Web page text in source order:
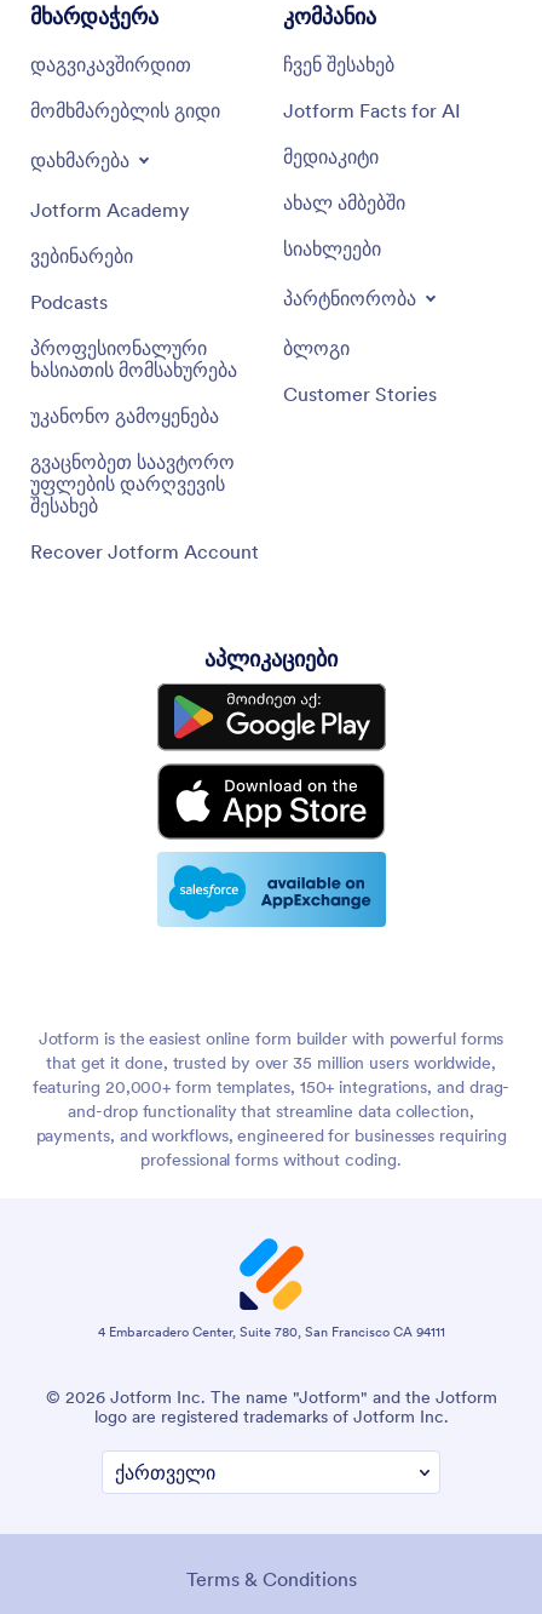
მხარდაჭერა
დაგვიკავშირდით
მომხმარებლის გიდი
დახმარება
Jotform Academy
ვებინარები
Podcasts
პროფესიონალური
ხასიათის მომსახურება
უკანონო გამოყენება
გვაცნობეთ საავტორო
უფლების დარღვევის
შესახებ
Recover Jotform Account
კომპანია
ჩვენ შესახებ
Jotform Facts for AI
მედიაკიტი
ახალ ამბებში
სიახლეები
პარტნიორობა
ბლოგი
Customer Stories
აპლიკაციები
Jotform is the easiest online form builder with powerful forms
that get it done, trusted by over 35 million users worldwide,
featuring 20,000+ form templates, 150+ integrations, and drag-
and-drop functionality that streamline data collection,
payments, and workflows, engineered for businesses requiring
professional forms without coding.
4 Embarcadero Center, Suite 780, San Francisco CA 94111
© 2026 Jotform Inc. The name "Jotform" and the Jotform
logo are registered trademarks of Jotform Inc.
Terms & Conditions